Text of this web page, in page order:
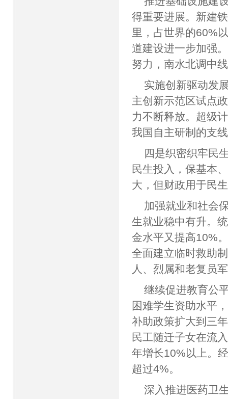
得重要进展。新建
里，占世界的60%
道建设进一步加强
努力，南水北调中
实施创新驱动发
主创新示范区试点
力不断释放。超级
我国自主研制的支
四是织密织牢民
民生投入，保基本
大，但财政用于民
加强就业和社会
生就业稳中有升。
金水平又提高10%
全面建立临时救助
人、烈属和老复员
继续促进教育公
困难学生资助水平
补助政策扩大到三
民工随迁子女在流
年增长10%以上。
超过4%。
深入推进医药卫